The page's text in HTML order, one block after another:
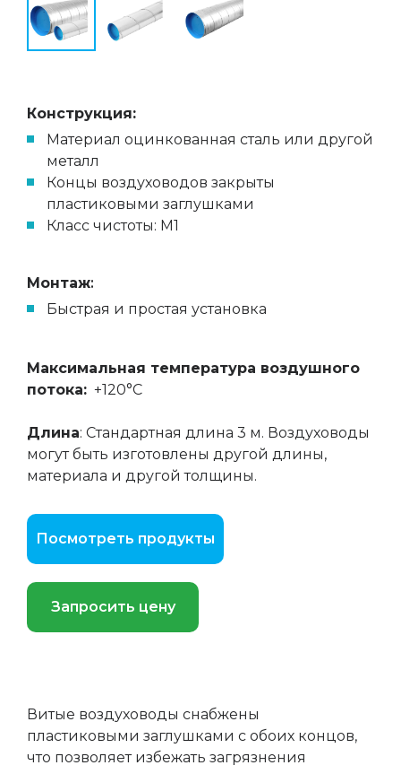
Конструкция:
Материал оцинкованная сталь или другой
металл
Концы воздуховодов закрыты
пластиковыми заглушками
Класс чистоты: M1
Монтаж:
Быстрая и простая установка
Максимальная температура воздушного
потока: +120°C
Длина: Стандартная длина 3 м. Воздуховоды
могут быть изготовлены другой длины,
материала и другой толщины.
Посмотреть продукты
Запросить цену
Витые воздуховоды снабжены
пластиковыми заглушками с обоих концов,
что позволяет избежать загрязнения